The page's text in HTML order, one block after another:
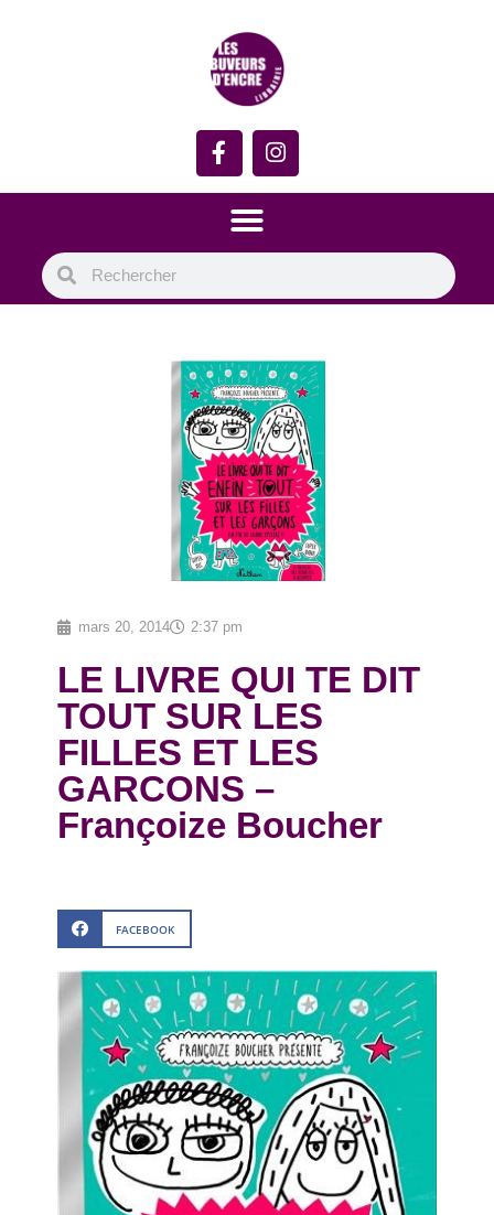
mars 20, 2014 2:37 pm
LE LIVRE QUI TE DIT
TOUT SUR LES
FILLES ET LES
GARCONS –
Françoize Boucher
FACEBOOK